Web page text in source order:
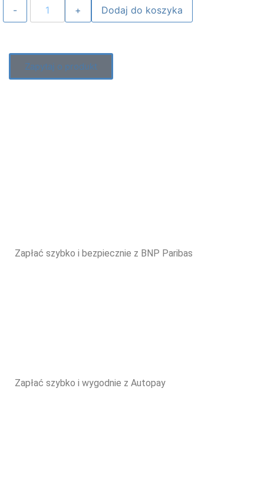
Dodaj do koszyka
Zapytaj o produkt
Zapłać szybko i bezpiecznie z BNP Paribas
Zapłać szybko i wygodnie z Autopay